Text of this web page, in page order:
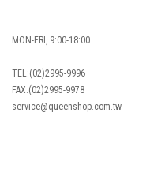
MON-FRI, 9:00-18:00
TEL:(02)2995-9996
FAX:(02)2995-9978
service@queenshop.com.tw